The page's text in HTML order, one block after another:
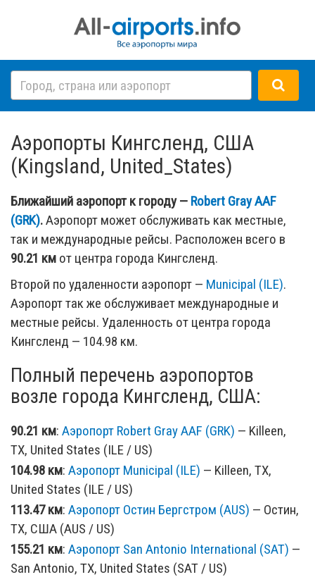
Аэропорты Кингсленд, США
(Kingsland, United_States)
Ближайший аэропорт к городу — Robert Gray AAF
(GRK).Аэропорт может обслуживать как местные,
так и международные рейсы. Расположен всего в
90.21 км от центра города Кингсленд.
Второй по удаленности аэропорт — Municipal (ILE).
Аэропорт так же обслуживает международные и
местные рейсы. Удаленность от центра города
Кингсленд — 104.98 км.
Полный перечень аэропортов
возле города Кингсленд, США:
90.21 км: Аэропорт Robert Gray AAF (GRK) — Killeen,
TX, United States (ILE / US)
104.98 км: Аэропорт Municipal (ILE) — Killeen, TX,
United States (ILE / US)
113.47 км: Аэропорт Остин Бергстром (AUS) — Остин,
TX, США (AUS / US)
155.21 км: Аэропорт San Antonio International (SAT) —
San Antonio, TX, United States (SAT / US)